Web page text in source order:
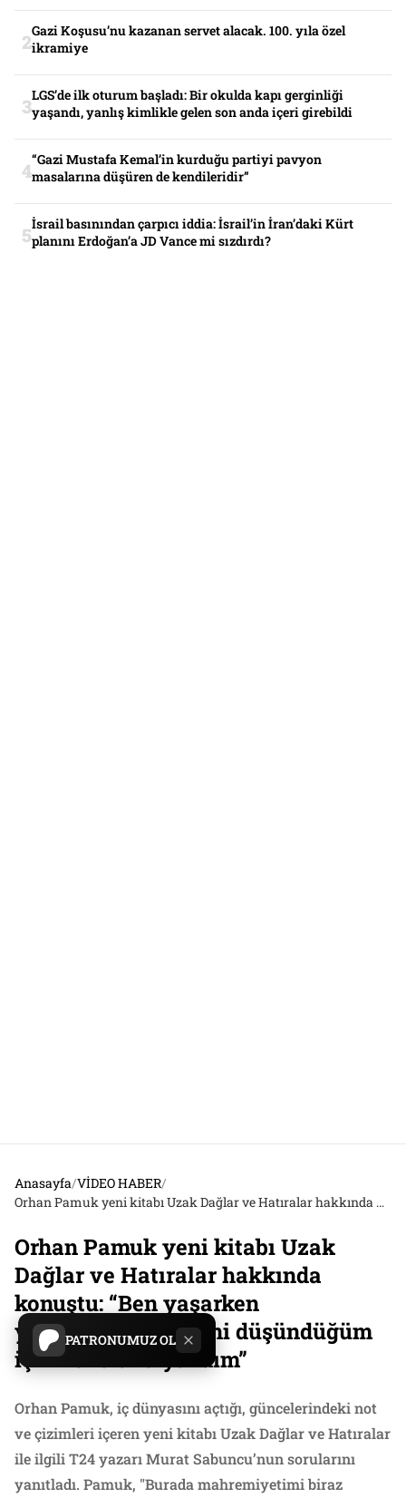
PATRONUMUZ OL
Gazi Koşusu’nu kazanan servet alacak. 100. yıla özel
ikramiye
LGS’de ilk oturum başladı: Bir okulda kapı gerginliği
yaşandı, yanlış kimlikle gelen son anda içeri girebildi
“Gazi Mustafa Kemal’in kurduğu partiyi pavyon
masalarına düşüren de kendileridir”
İsrail basınından çarpıcı iddia: İsrail’in İran’daki Kürt
planını Erdoğan’a JD Vance mi sızdırdı?
Anasayfa/VİDEO HABER/
Orhan Pamuk yeni kitabı Uzak Dağlar ve Hatıralar hakkında konuştu: “Ben yaşarken yayımlanabileceğini düşündüğüm için kontrollü yazdım”
Orhan Pamuk yeni kitabı Uzak
Dağlar ve Hatıralar hakkında
konuştu: “Ben yaşarken
yayımlanabileceğini düşündüğüm
için kontrollü yazdım”
Orhan Pamuk, iç dünyasını açtığı, güncelerindeki not
ve çizimleri içeren yeni kitabı Uzak Dağlar ve Hatıralar
ile ilgili T24 yazarı Murat Sabuncu’nun sorularını
yanıtladı. Pamuk, "Burada mahremiyetimi biraz